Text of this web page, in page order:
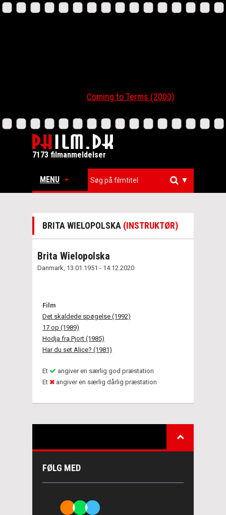
Coming to Terms (2000)
7173 filmanmeldelser
MENU ▼
BRITA WIELOPOLSKA (INSTRUKTØR)
Brita Wielopolska
Danmark, 13.01.1951 - 14.12.2020
Film
Det skaldede spøgelse (1992)
17 op (1989)
Hodja fra Pjort (1985)
Har du set Alice? (1981)
Et
angiver en særlig god præstation
Et
angiver en særlig dårlig præstation
FØLG MED